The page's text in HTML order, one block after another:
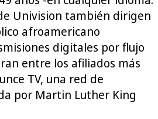
Univision también dirigen
afroamericano
digitales por flujo
entre los afiliados más
TV, una red de
por Martin Luther King